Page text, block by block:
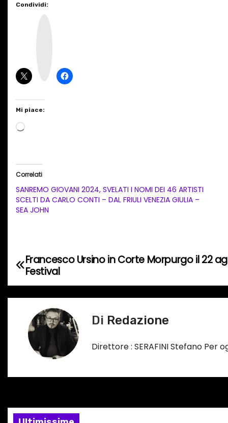
Condividi:
Mi piace:
C
a
m
t
o
i
n
o
Correlati
SANREMO GIOVANI 2024, SVELATI I NOMI DEI 46 ARTISTI
SCELTI DA CARLO CONTI – DAL FRIULI VENEZIA GIULIA –
SEA JOHN
N
a
i
Francesco Ursino in Corte Morpurgo il 22
Festival
Di Redazione
Direttore : SERAFINI Stefano